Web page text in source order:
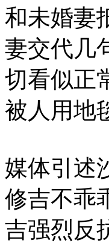
和未婚妻
妻交代几
切看似正
被人用地
媒体引述
修吉不乖
吉强烈反